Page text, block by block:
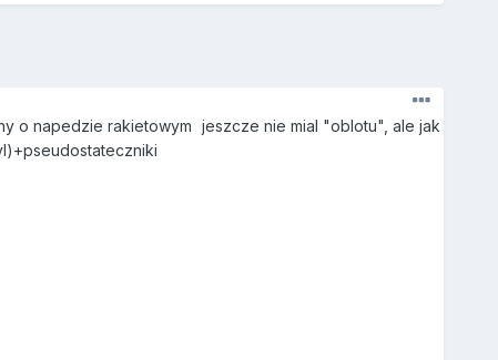
o napedzie rakietowym jeszcze nie mial "oblotu", ale jak